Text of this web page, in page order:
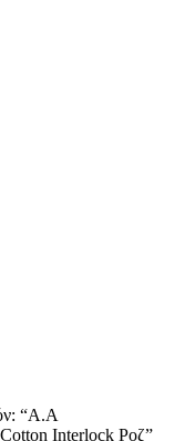
“A.A
Ιnterlock Ροζ”